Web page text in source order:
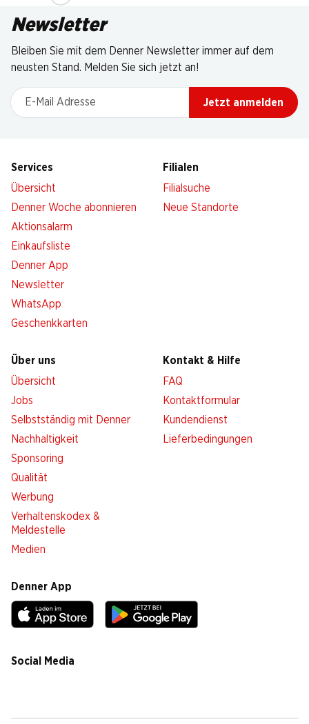
Newsletter
Bleiben Sie mit dem Denner Newsletter immer auf dem
neusten Stand. Melden Sie sich jetzt an!
E-Mail Adresse
Jetzt anmelden
Services
Übersicht
Denner Woche abonnieren
Aktionsalarm
Einkaufsliste
Denner App
Newsletter
WhatsApp
Geschenkkarten
Filialen
Filialsuche
Neue Standorte
Über uns
Übersicht
Jobs
Selbstständig mit Denner
Nachhaltigkeit
Sponsoring
Qualität
Werbung
Verhaltenskodex &
Meldestelle
Medien
Kontakt & Hilfe
FAQ
Kontaktformular
Kundendienst
Lieferbedingungen
Denner App
Social Media